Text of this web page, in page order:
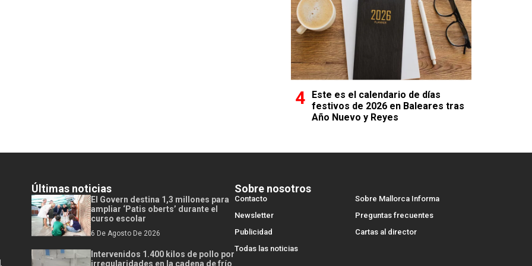
Este es el calendario de días
festivos de 2026 en Baleares tras
Año Nuevo y Reyes
Últimas noticias
El Govern destina 1,3 millones para
ampliar ‘Patis oberts’ durante el
curso escolar
6 De Agosto De 2026
Intervenidos 1.400 kilos de pollo por
irregularidades en la cadena de frío
Sobre nosotros
Contacto
Sobre Mallorca Informa
Newsletter
Preguntas frecuentes
Publicidad
Cartas al director
Todas las noticias